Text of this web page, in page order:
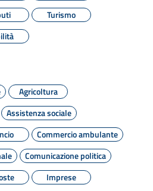
Turismo
Agricoltura
Assistenza sociale
Commercio ambulante
Comunicazione politica
Imprese